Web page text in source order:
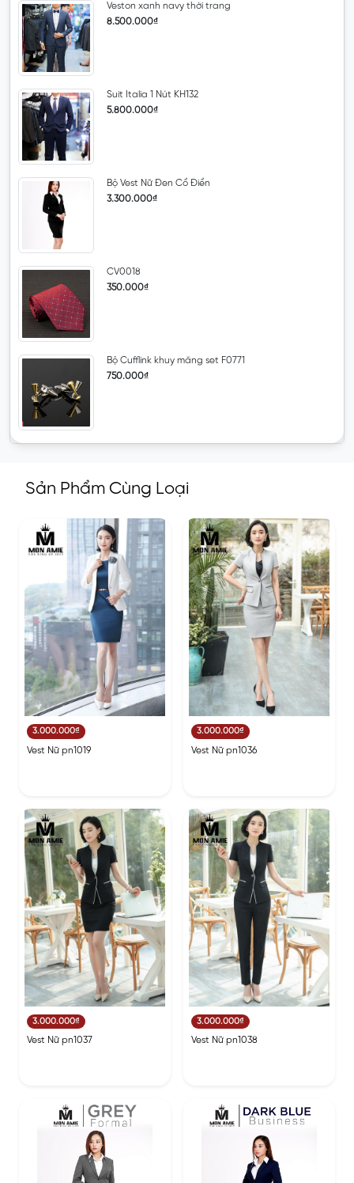
Veston xanh navy thời trang
8.500.000₫
Suit Italia 1 Nút KH132
5.800.000₫
Bộ Vest Nữ Đen Cổ Điển
3.300.000₫
CV0018
350.000₫
Bộ Cufflink khuy măng set F0771
750.000₫
Sản Phẩm Cùng Loại
3.000.000₫
Vest Nữ pn1019
3.000.000₫
Vest Nữ pn1036
3.000.000₫
Vest Nữ pn1037
3.000.000₫
Vest Nữ pn1038